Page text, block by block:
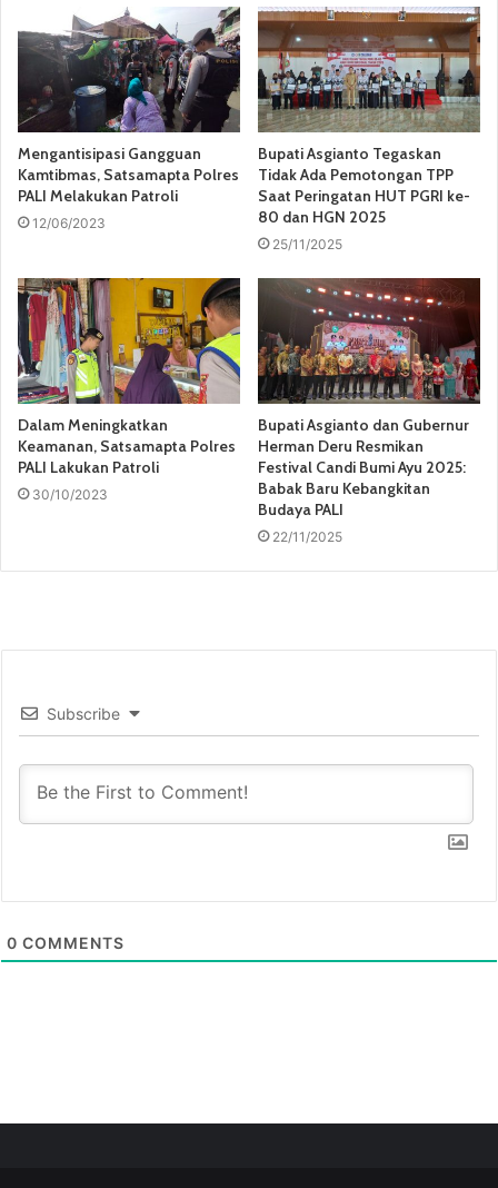
Mengantisipasi Gangguan
Kamtibmas, Satsamapta Polres
PALI Melakukan Patroli
12/06/2023
Bupati Asgianto Tegaskan
Tidak Ada Pemotongan TPP
Saat Peringatan HUT PGRI ke-
80 dan HGN 2025
25/11/2025
Dalam Meningkatkan
Keamanan, Satsamapta Polres
PALI Lakukan Patroli
30/10/2023
Bupati Asgianto dan Gubernur
Herman Deru Resmikan
Festival Candi Bumi Ayu 2025:
Babak Baru Kebangkitan
Budaya PALI
22/11/2025
Subscribe
0 COMMENTS